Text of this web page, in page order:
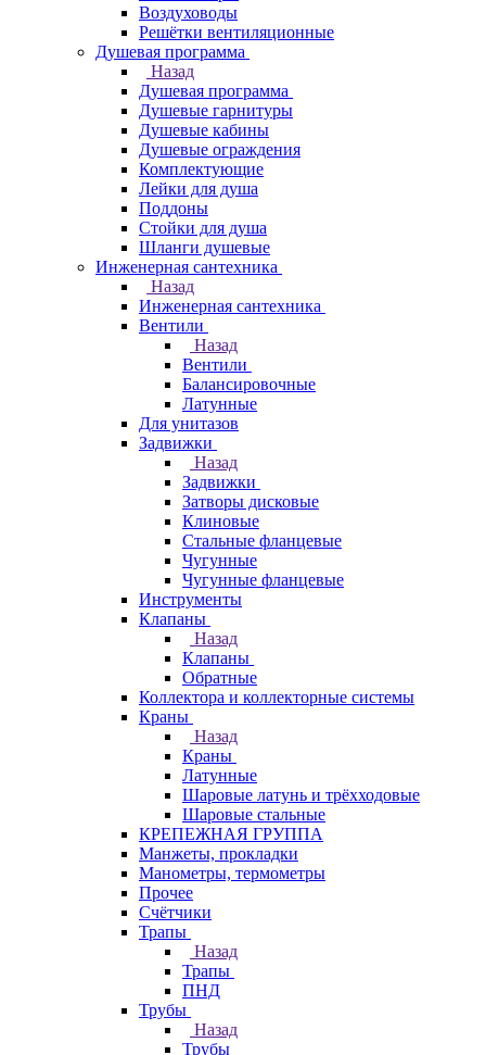
Воздуховоды
Решётки вентиляционные
Душевая программа
Назад
Душевая программа
Душевые гарнитуры
Душевые кабины
Душевые ограждения
Комплектующие
Лейки для душа
Поддоны
Стойки для душа
Шланги душевые
Инженерная сантехника
Назад
Инженерная сантехника
Вентили
Назад
Вентили
Балансировочные
Латунные
Для унитазов
Задвижки
Назад
Задвижки
Затворы дисковые
Клиновые
Стальные фланцевые
Чугунные
Чугунные фланцевые
Инструменты
Клапаны
Назад
Клапаны
Обратные
Коллектора и коллекторные системы
Краны
Назад
Краны
Латунные
Шаровые латунь и трёхходовые
Шаровые стальные
КРЕПЕЖНАЯ ГРУППА
Манжеты, прокладки
Манометры, термометры
Прочее
Счётчики
Трапы
Назад
Трапы
ПНД
Трубы
Назад
Трубы